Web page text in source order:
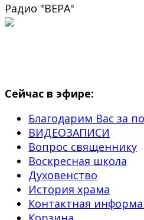
Радио "ВЕРА"
Сейчас в эфире:
Благодарим Вас за
ВИДЕОЗАПИСИ
Вопрос священнику
Воскресная школа
Духовенство
История храма
Контактная